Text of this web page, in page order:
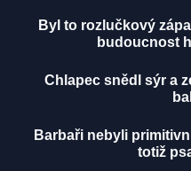
Byl to rozlučkový
budoucnost
Chlapec snědl sýr a
Barbaři nebyli
totiž